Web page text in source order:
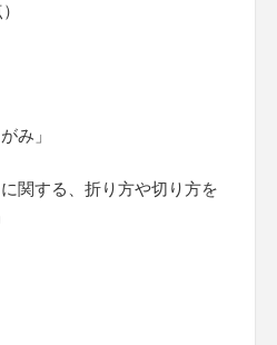
み」
関する、折り方や切り方を